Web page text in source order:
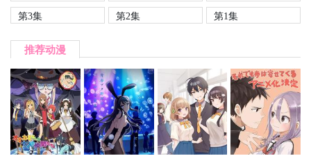
第3集
第2集 第1集
推荐动漫